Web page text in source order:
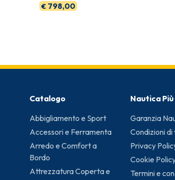
€ 798,00
Catalogo
Abbigliamento e Sport
Accessori e Ferramenta
Arredo e Comfort a
Bordo
Attrezzatura Coperta e
Nautica Più
Garanzia
Condizioni
Privacy
Cookie
Termini e